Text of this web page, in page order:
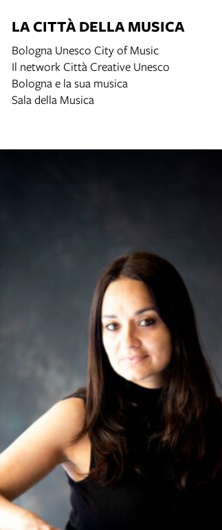
LA CITTÀ DELLA MUSICA
Bologna Unesco City of Music
Il network Città Creative Unesco
Bologna e la sua musica
Sala della Musica